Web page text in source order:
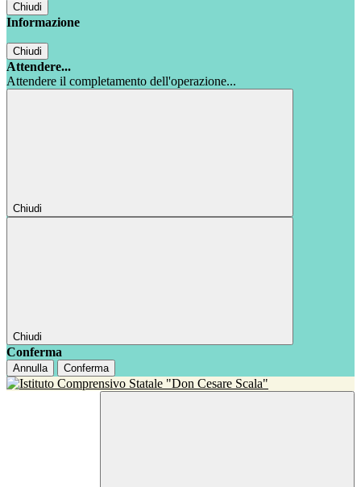
Chiudi
Informazione
Chiudi
Attendere...
Attendere il completamento dell'operazione...
Chiudi
Chiudi
Conferma
Annulla Conferma